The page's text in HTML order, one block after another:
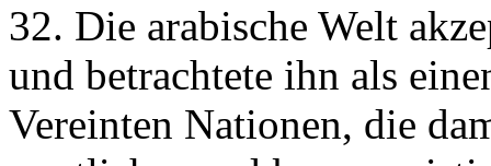
32. Die arabische Welt
und betrachtete ihn als
Vereinten Nationen, die